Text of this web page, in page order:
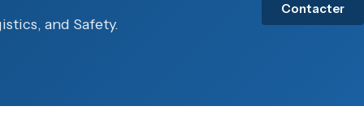
and Safety.
Contacter